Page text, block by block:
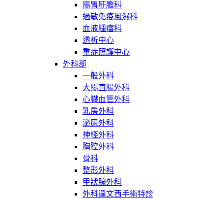
腸胃肝膽科
過敏免疫風濕科
血液腫瘤科
透析中心
重症照護中心
外科部
一般外科
大腸直腸外科
心臟血管外科
乳房外科
泌尿外科
神經外科
胸腔外科
骨科
整形外科
甲狀腺外科
外科達文西手術特診